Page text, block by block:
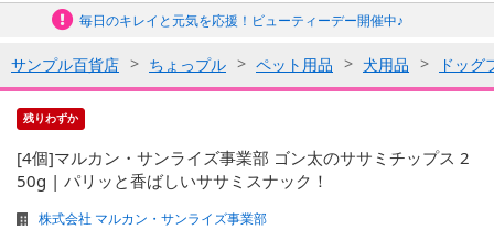
毎日のキレイと元気を応援！ビューティーデー開催中♪
サンプル百貨店 ちょっプル ペット用品 犬用品 ドッグ
残りわずか
[4個]マルカン・サンライズ事業部 ゴン太のササミチップス 2
50g | パリッと香ばしいササミスナック！
株式会社 マルカン・サンライズ事業部